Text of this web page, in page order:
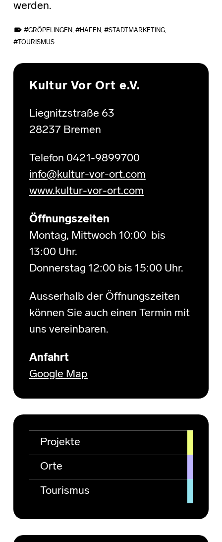
werden.
GRÖPELINGEN, HAFEN, STADTMARKETING,
TOURISMUS
Skip back to main navigation
Kultur Vor Ort e.V.
Liegnitzstraße 63
28237 Bremen
Telefon 0421-9899700
info@kultur-vor-ort.com
www.kultur-vor-ort.com
Öffnungszeiten
Montag, Mittwoch 10:00 bis
13:00 Uhr.
Donnerstag 12:00 bis 15:00 Uhr.
Ausserhalb der Öffnungszeiten
können Sie auch einen Termin mit
uns vereinbaren.
Anfahrt
Google Map
Projekte
Orte
Tourismus